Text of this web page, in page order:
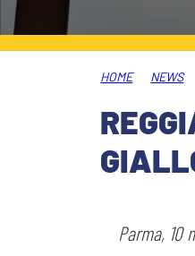
SLO
JOIN
LEGENDS
PARTNERS
HOME NEWS
Parma, 10